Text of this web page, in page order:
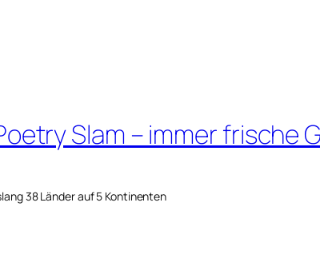
Slam – immer frische
38 Länder auf 5 Kontinenten